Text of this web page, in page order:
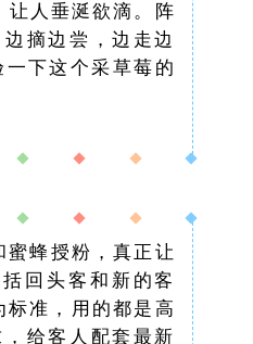
让人垂涎欲滴。阵
摘边尝，边走边
下这个采草莓的
蜂授粉，真正让
回头客和新的客
标准，用的都是高
给客人配套最新